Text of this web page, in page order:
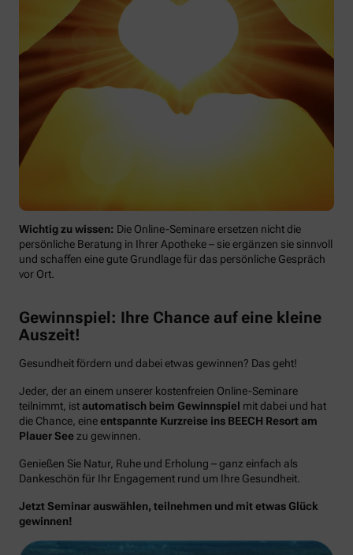
Wichtig zu wissen: Die Online-Seminare ersetzen nicht die
persönliche Beratung in Ihrer Apotheke – sie ergänzen sie sinnvoll
und schaffen eine gute Grundlage für das persönliche Gespräch
vor Ort.
Gewinnspiel: Ihre Chance auf eine kleine
Auszeit!
Gesundheit fördern und dabei etwas gewinnen? Das geht!
Jeder, der an einem unserer kostenfreien Online-Seminare
teilnimmt, istautomatisch beim Gewinnspiel mit dabei und hat
die Chance, eineentspannte Kurzreise ins BEECH Resort am
Plauer Seezu gewinnen.
Genießen Sie Natur, Ruhe und Erholung – ganz einfach als
Dankeschön für Ihr Engagement rund um Ihre Gesundheit.
Jetzt Seminar auswählen, teilnehmen und mit etwas Glück
gewinnen!